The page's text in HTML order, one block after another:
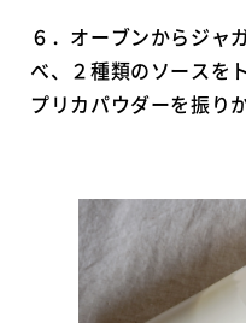
６．オーブンからジャ
べ、２種類のソースを
プリカパウダーを振り